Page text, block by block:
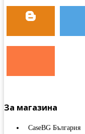
За магазина
CaseBG България